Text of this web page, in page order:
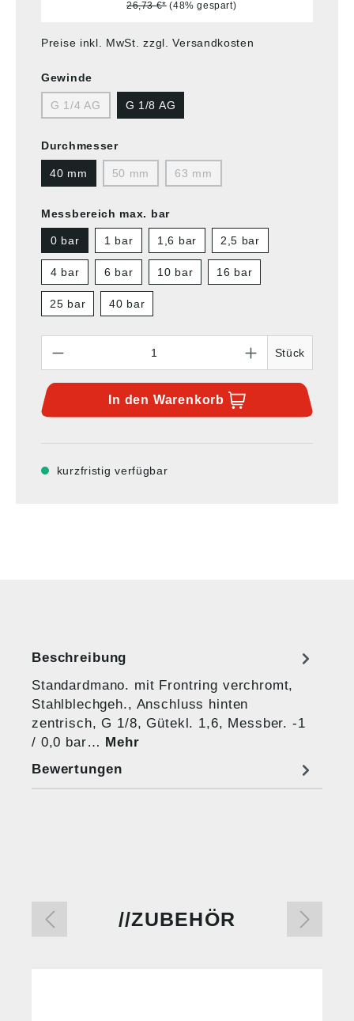
26,73 €* (48% gespart)
Preise inkl. MwSt. zzgl. Versandkosten
Gewinde
G 1/4 AG G 1/8 AG
Durchmesser
40 mm 50 mm 63 mm
Messbereich max. bar
0 bar 1 bar 1,6 bar 2,5 bar
4 bar 6 bar 10 bar 16 bar
25 bar 40 bar
Stück
In den Warenkorb
kurzfristig verfügbar
Beschreibung
Standardmano. mit Frontring verchromt,
Stahlblechgeh., Anschluss hinten
zentrisch, G 1/8, Gütekl. 1,6, Messber. -1
/ 0,0 bar… Mehr
Bewertungen
ZUBEHÖR